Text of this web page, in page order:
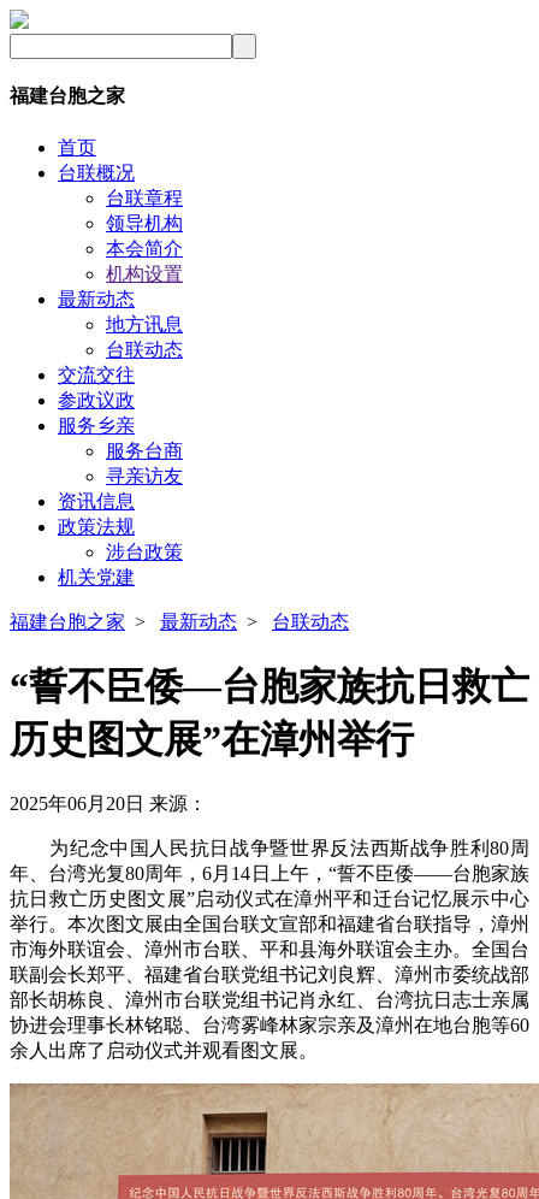
福建台胞之家
首页
台联概况
台联章程
领导机构
本会简介
机构设置
最新动态
地方讯息
台联动态
交流交往
参政议政
服务乡亲
服务台商
寻亲访友
资讯信息
政策法规
涉台政策
机关党建
福建台胞之家 > 最新动态 > 台联动态
“誓不臣倭—台胞家族抗日救亡
历史图文展”在漳州举行
2025年06月20日 来源：
为纪念中国人民抗日战争暨世界反法西斯战争胜利80周
年、台湾光复80周年，6月14日上午，“誓不臣倭——台胞家族
抗日救亡历史图文展”启动仪式在漳州平和迁台记忆展示中心
举行。本次图文展由全国台联文宣部和福建省台联指导，漳州
市海外联谊会、漳州市台联、平和县海外联谊会主办。全国台
联副会长郑平、福建省台联党组书记刘良辉、漳州市委统战部
部长胡栋良、漳州市台联党组书记肖永红、台湾抗日志士亲属
协进会理事长林铭聪、台湾雾峰林家宗亲及漳州在地台胞等60
余人出席了启动仪式并观看图文展。